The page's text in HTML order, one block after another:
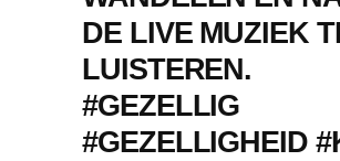
DE LIVE MUZIEK
LUISTEREN.
#GEZELLIG
#GEZELLIGHEID